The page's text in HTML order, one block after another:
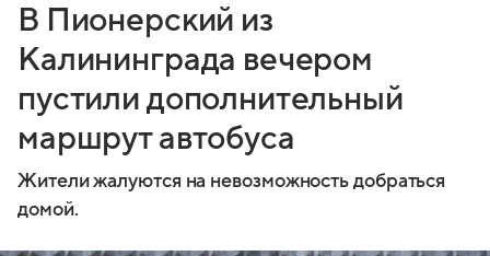
В Пионерский из
Калининграда вечером
пустили дополнительный
маршрут автобуса
Жители жалуются на невозможность добраться
домой.